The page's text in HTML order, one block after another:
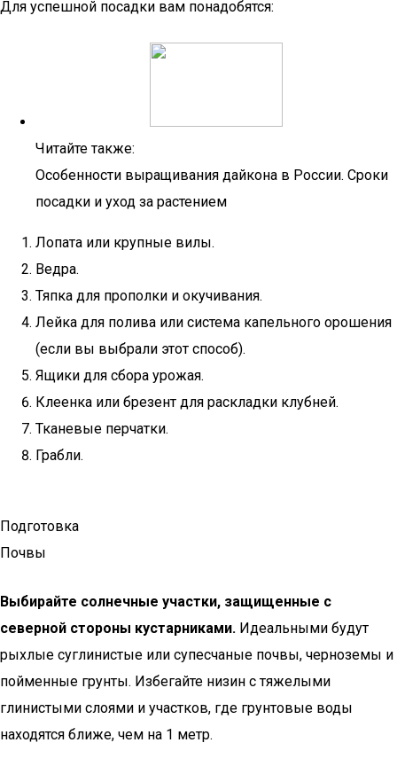
Для успешной посадки вам понадобятся:
Читайте также:
Особенности выращивания дайкона в России. Сроки
посадки и уход за растением
Лопата или крупные вилы.
Ведра.
Тяпка для прополки и окучивания.
Лейка для полива или система капельного орошения
(если вы выбрали этот способ).
Ящики для сбора урожая.
Клеенка или брезент для раскладки клубней.
Тканевые перчатки.
Грабли.
Подготовка
Почвы
Выбирайте солнечные участки, защищенные с
северной стороны кустарниками. Идеальными будут
рыхлые суглинистые или супесчаные почвы, черноземы и
пойменные грунты. Избегайте низин с тяжелыми
глинистыми слоями и участков, где грунтовые воды
находятся ближе, чем на 1 метр.